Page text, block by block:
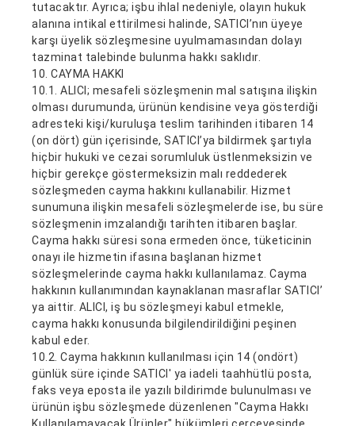
tutacaktır. Ayrıca; işbu ihlal nedeniyle, olayın hukuk
alanına intikal ettirilmesi halinde, SATICI’nın üyeye
karşı üyelik sözleşmesine uyulmamasından dolayı
tazminat talebinde bulunma hakkı saklıdır.
10. CAYMA HAKKI
10.1. ALICI; mesafeli sözleşmenin mal satışına ilişkin
olması durumunda, ürünün kendisine veya gösterdiği
adresteki kişi/kuruluşa teslim tarihinden itibaren 14
(on dört) gün içerisinde, SATICI’ya bildirmek şartıyla
hiçbir hukuki ve cezai sorumluluk üstlenmeksizin ve
hiçbir gerekçe göstermeksizin malı reddederek
sözleşmeden cayma hakkını kullanabilir. Hizmet
sunumuna ilişkin mesafeli sözleşmelerde ise, bu süre
sözleşmenin imzalandığı tarihten itibaren başlar.
Cayma hakkı süresi sona ermeden önce, tüketicinin
onayı ile hizmetin ifasına başlanan hizmet
sözleşmelerinde cayma hakkı kullanılamaz. Cayma
hakkının kullanımından kaynaklanan masraflar SATICI’
ya aittir. ALICI, iş bu sözleşmeyi kabul etmekle,
cayma hakkı konusunda bilgilendirildiğini peşinen
kabul eder.
10.2. Cayma hakkının kullanılması için 14 (ondört)
günlük süre içinde SATICI' ya iadeli taahhütlü posta,
faks veya eposta ile yazılı bildirimde bulunulması ve
ürünün işbu sözleşmede düzenlenen "Cayma Hakkı